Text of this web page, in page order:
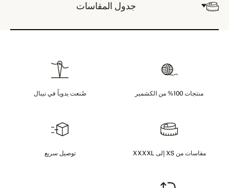
جدول المقاسات
منتجات 100% من الكشمير صُنعت يدوياً في نيبال
مقاسات من XS إلى XXXXL توصيل سريع